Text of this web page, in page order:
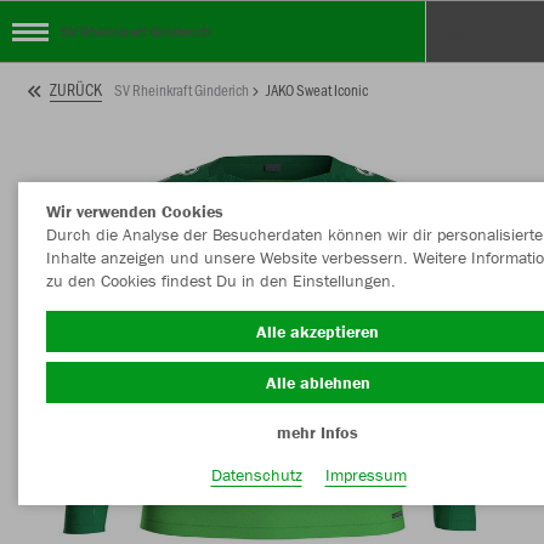
SV Rheinkraft Ginderich
ZURÜCK SV Rheinkraft Ginderich JAKO Sweat Iconic
Wir verwenden Cookies
Durch die Analyse der Besucherdaten können wir dir personalisierte
Inhalte anzeigen und unsere Website verbessern. Weitere
zu den Cookies findest Du in den Einstellungen.
Alle akzeptieren
Alle ablehnen
mehr Infos
Datenschutz
Impressum